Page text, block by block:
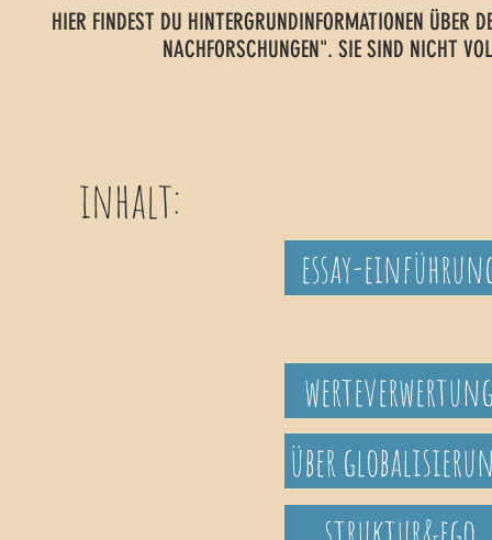
HIER FINDEST DU HINTERGRUNDINFORMATIONEN ÜBER
NACHFORSCHUNGEN". SIE SIND NICHT
inhalt:
essay-
über